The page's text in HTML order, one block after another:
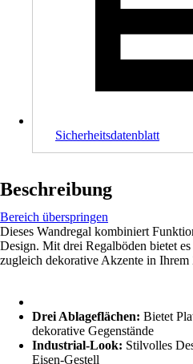
Sicherheitsdatenblatt
Beschreibung
Bereich überspringen
Dieses Wandregal kombiniert
Design. Mit drei Regalböden bietet
zugleich dekorative Akzente in Ihrem
Drei Ablageflächen: Bietet
dekorative Gegenstände
Industrial-Look: Stilvolles
Eisen-Gestell